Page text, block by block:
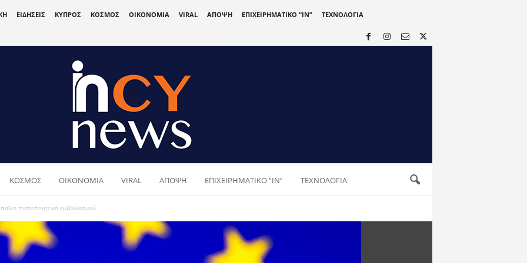
ΕΙΔΗΣΕΙΣ ΚΥΠΡΟΣ ΚΟΣΜΟΣ ΟΙΚΟΝΟΜΙΑ VIRAL ΑΠΟΨΗ ΕΠΙΧΕΙΡΗΜΑΤΙΚΟ “IN” ΤΕΧΝΟΛΟΓΙΑ
ΚΟΣΜΟΣ ΟΙΚΟΝΟΜΙΑ VIRAL ΑΠΟΨΗ ΕΠΙΧΕΙΡΗΜΑΤΙΚΟ “IN” ΤΕΧΝΟΛΟΓΙΑ
πιστοποιητικό εμβολιασμού